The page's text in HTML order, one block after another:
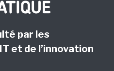
par les
et de l’innovation